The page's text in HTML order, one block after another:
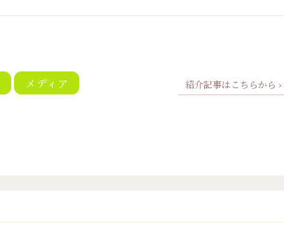
メディア
紹介記事はこちらから ›